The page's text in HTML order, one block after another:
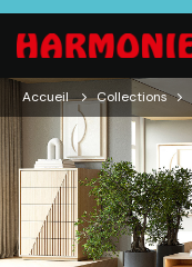
Accueil Collections